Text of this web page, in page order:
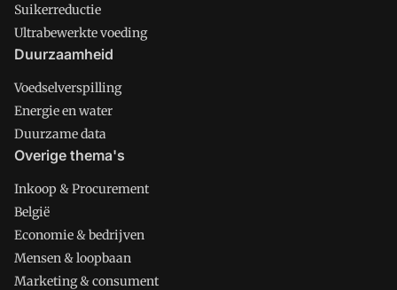
Suikerreductie
Ultrabewerkte voeding
Duurzaamheid
Voedselverspilling
Energie en water
Duurzame data
Overige thema's
Inkoop & Procurement
België
Economie & bedrijven
Mensen & loopbaan
Marketing & consument